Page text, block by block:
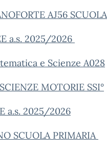
AJ56
a.s. 2025/2026
e Scienze A028
MOTORIE SSI°
a.s. 2025/2026
SCUOLA PRIMARIA